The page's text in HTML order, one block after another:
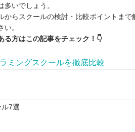
いでしょう。
らスクールの検討・比較ポイントまで
。
る方はこの記事をチェック！👇
ミングスクールを徹底比較
ル7選